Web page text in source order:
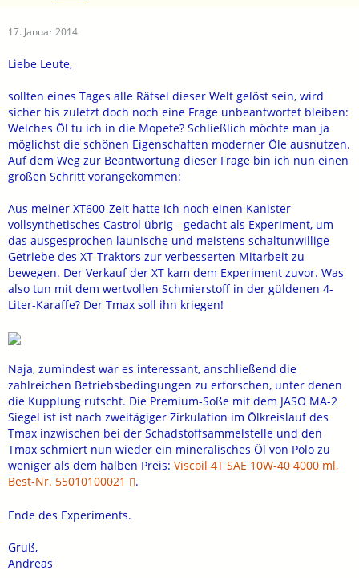
17. Januar 2014
Liebe Leute,
sollten eines Tages alle Rätsel dieser Welt gelöst sein, wird
sicher bis zuletzt doch noch eine Frage unbeantwortet bleiben:
Welches Öl tu ich in die Mopete? Schließlich möchte man ja
möglichst die schönen Eigenschaften moderner Öle ausnutzen.
Auf dem Weg zur Beantwortung dieser Frage bin ich nun einen
großen Schritt vorangekommen:
Aus meiner XT600-Zeit hatte ich noch einen Kanister
vollsynthetisches Castrol übrig - gedacht als Experiment, um
das ausgesprochen launische und meistens schaltunwillige
Getriebe des XT-Traktors zur verbesserten Mitarbeit zu
bewegen. Der Verkauf der XT kam dem Experiment zuvor. Was
also tun mit dem wertvollen Schmierstoff in der güldenen 4-
Liter-Karaffe? Der Tmax soll ihn kriegen!
Naja, zumindest war es interessant, anschließend die
zahlreichen Betriebsbedingungen zu erforschen, unter denen
die Kupplung rutscht. Die Premium-Soße mit dem JASO MA-2
Siegel ist ist nach zweitägiger Zirkulation im Ölkreislauf des
Tmax inzwischen bei der Schadstoffsammelstelle und den
Tmax schmiert nun wieder ein mineralisches Öl von Polo zu
weniger als dem halben Preis: Viscoil 4T SAE 10W-40 4000 ml,
Best-Nr. 55010100021
.
Ende des Experiments.
Gruß,
Andreas